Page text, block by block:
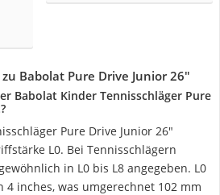
Babolat Pure Drive Junior 26"
Babolat Kinder Tennisschläger Pure
Pure Drive Junior 26"
L0. Bei Tennisschlägern
in L0 bis L8 angegeben. L0
4 inches, was umgerechnet 102 mm